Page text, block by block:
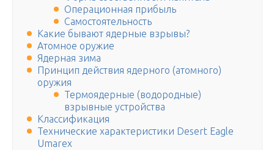
Операционная прибыль
Самостоятельность
Какие бывают ядерные взрывы?
Атомное оружие
Ядерная зима
Принцип действия ядерного (атомного)
оружия
Термоядерные (водородные)
взрывные устройства
Классификация
Технические характеристики Desert Eagle
Umarex